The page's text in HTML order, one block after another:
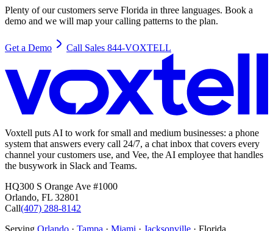
Plenty of our customers serve Florida in three languages. Book a
demo and we will map your calling patterns to the plan.
Get a Demo Call Sales 844-VOXTELL
Voxtell puts AI to work for small and medium businesses: a phone
system that answers every call 24/7, a chat inbox that covers every
channel your customers use, and Vee, the AI employee that handles
the busywork in Slack and Teams.
HQ300 S Orange Ave #1000
Orlando, FL 32801
Call(407) 288-8142